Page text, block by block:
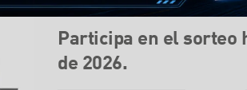
Participa en el sorteo
de 2026.